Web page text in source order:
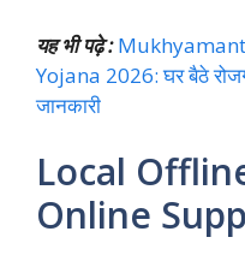
यह भी पढ़े :
Yojana 2026: घर बैठे
जानकारी
Local
Online